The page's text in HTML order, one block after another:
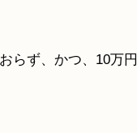
らず、かつ、 10万